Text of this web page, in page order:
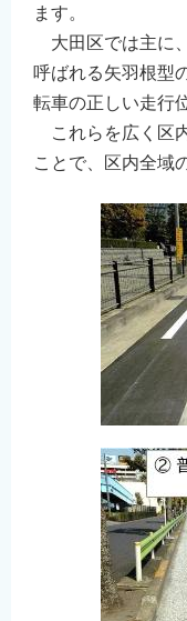
ます。
大田区では主に
呼ばれる矢羽根型
転車の正しい走行
これらを広く区
ことで、区内全域